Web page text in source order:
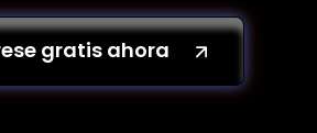
gratis ahora